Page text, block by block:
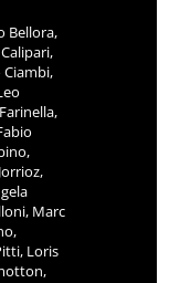
Bellora,
Ciambi,
Marc
Loris